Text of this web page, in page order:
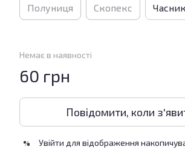
Полуниця Скопекс Часник
Немає в наявності
60 грн
Повідомити, коли
% Увійти для відображення